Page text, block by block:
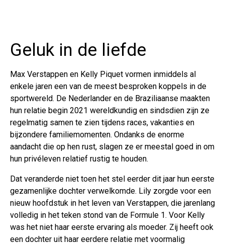
Geluk in de liefde
Max Verstappen en Kelly Piquet vormen inmiddels al
enkele jaren een van de meest besproken koppels in de
sportwereld. De Nederlander en de Braziliaanse maakten
hun relatie begin 2021 wereldkundig en sindsdien zijn ze
regelmatig samen te zien tijdens races, vakanties en
bijzondere familiemomenten. Ondanks de enorme
aandacht die op hen rust, slagen ze er meestal goed in om
hun privéleven relatief rustig te houden.
Dat veranderde niet toen het stel eerder dit jaar hun eerste
gezamenlijke dochter verwelkomde. Lily zorgde voor een
nieuw hoofdstuk in het leven van Verstappen, die jarenlang
volledig in het teken stond van de Formule 1. Voor Kelly
was het niet haar eerste ervaring als moeder. Zij heeft ook
een dochter uit haar eerdere relatie met voormalig